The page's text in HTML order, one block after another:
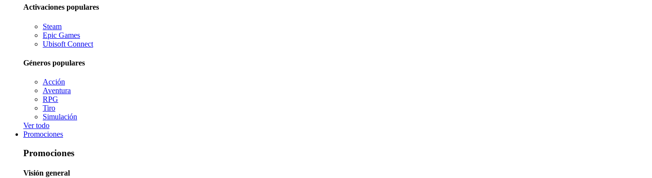
Activaciones populares
Steam
Epic Games
Ubisoft Connect
Géneros populares
Acción
Aventura
RPG
Tiro
Simulación
Ver todo
Promociones
Promociones
Visión general